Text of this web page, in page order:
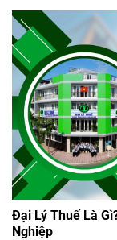
Đại Lý Thuế Là
Nghiệp